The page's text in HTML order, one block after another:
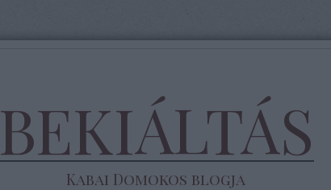
BEKIÁLTÁS
Kabai Domokos blogja